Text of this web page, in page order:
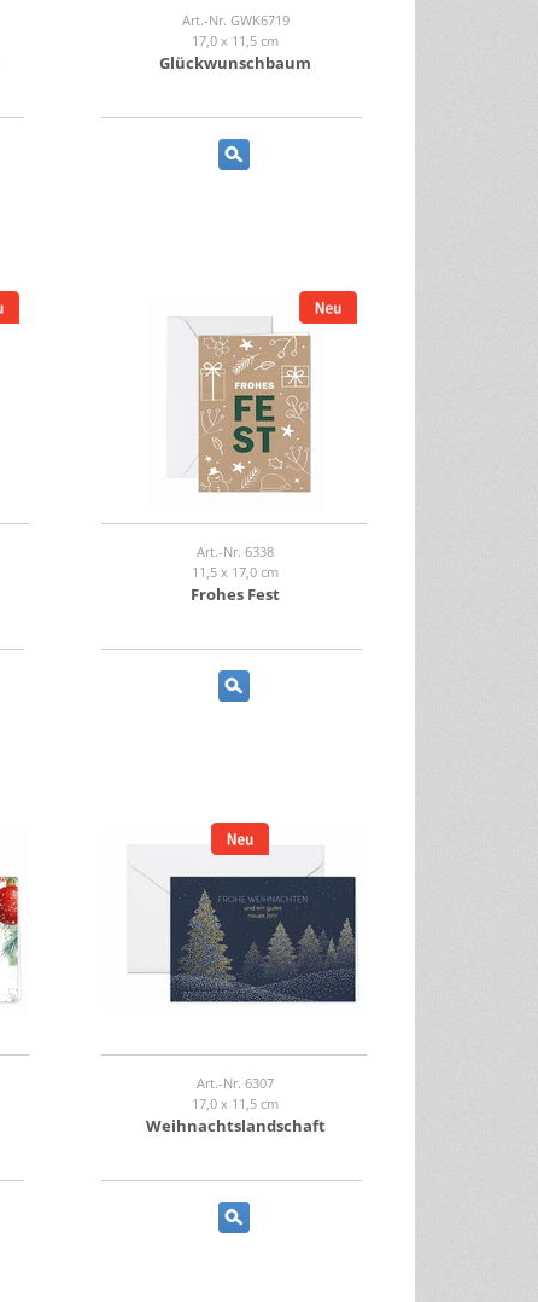
Art.-Nr. GWK6719
17,0 x 11,5 cm
Glückwunschbaum
Art.-Nr. 6338
11,5 x 17,0 cm
Frohes Fest
Art.-Nr. 6307
17,0 x 11,5 cm
Weihnachtslandschaft